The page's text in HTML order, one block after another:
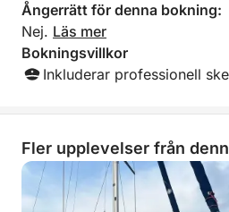
Ångerrätt för denna bokning:
Nej. Läs mer
Bokningsvillkor
Inkluderar professionell
Fler upplevelser från